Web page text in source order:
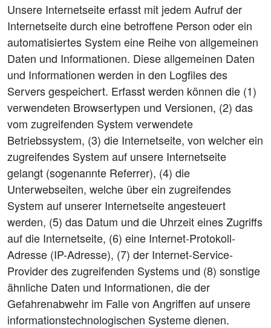
Unsere Internetseite erfasst mit jedem Aufruf der
Internetseite durch eine betroffene Person oder ein
automatisiertes System eine Reihe von allgemeinen
Daten und Informationen. Diese allgemeinen Daten
und Informationen werden in den Logfiles des
Servers gespeichert. Erfasst werden können die (1)
verwendeten Browsertypen und Versionen, (2) das
vom zugreifenden System verwendete
Betriebssystem, (3) die Internetseite, von welcher ein
zugreifendes System auf unsere Internetseite
gelangt (sogenannte Referrer), (4) die
Unterwebseiten, welche über ein zugreifendes
System auf unserer Internetseite angesteuert
werden, (5) das Datum und die Uhrzeit eines Zugriffs
auf die Internetseite, (6) eine Internet-Protokoll-
Adresse (IP-Adresse), (7) der Internet-Service-
Provider des zugreifenden Systems und (8) sonstige
ähnliche Daten und Informationen, die der
Gefahrenabwehr im Falle von Angriffen auf unsere
informationstechnologischen Systeme dienen.